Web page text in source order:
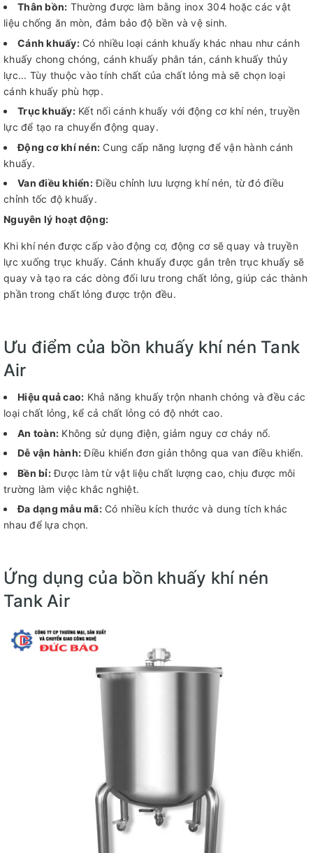
Thân bồn: Thường được làm bằng inox 304 hoặc các vật
liệu chống ăn mòn, đảm bảo độ bền và vệ sinh.
Cánh khuấy:Có nhiều loại cánh khuấy khác nhau như cánh
khuấy chong chóng, cánh khuấy phân tán, cánh khuấy thủy
lực... Tùy thuộc vào tính chất của chất lỏng mà sẽ chọn loại
cánh khuấy phù hợp.
Trục khuấy:Kết nối cánh khuấy với động cơ khí nén, truyền
lực để tạo ra chuyển động quay.
Động cơ khí nén: Cung cấp năng lượng để vận hành cánh
khuấy.
Van điều khiển:Điều chỉnh lưu lượng khí nén, từ đó điều
chỉnh tốc độ khuấy.
Nguyên lý hoạt động:
Khi khí nén được cấp vào động cơ, động cơ sẽ quay và truyền
lực xuống trục khuấy. Cánh khuấy được gắn trên trục khuấy sẽ
quay và tạo ra các dòng đối lưu trong chất lỏng, giúp các thành
phần trong chất lỏng được trộn đều.
Ưu điểm của bồn khuấy khí nén Tank
Air
Hiệu quả cao: Khả năng khuấy trộn nhanh chóng và đều các
loại chất lỏng, kể cả chất lỏng có độ nhớt cao.
An toàn: Không sử dụng điện, giảm nguy cơ cháy nổ.
Dễ vận hành:Điều khiển đơn giản thông qua van điều khiển.
Bền bỉ:Được làm từ vật liệu chất lượng cao, chịu được môi
trường làm việc khắc nghiệt.
Đa dạng mẫu mã:Có nhiều kích thước và dung tích khác
nhau để lựa chọn.
Ứng dụng của bồn khuấy khí nén
Tank Air